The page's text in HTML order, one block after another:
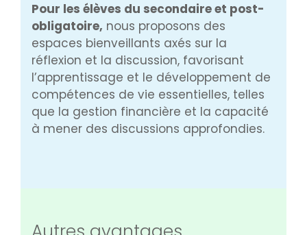
Pour les élèves du secondaire et post-
obligatoire, nous proposons des
espaces bienveillants axés sur la
réflexion et la discussion, favorisant
l’apprentissage et le développement de
compétences de vie essentielles, telles
que la gestion financière et la capacité
à mener des discussions approfondies.